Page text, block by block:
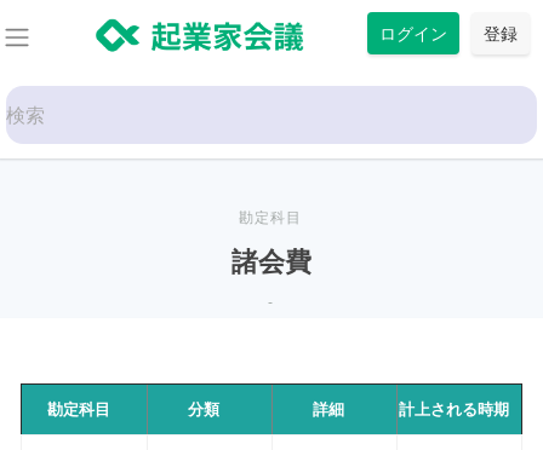
ン
テ
ン
Search
for:
ログイン 登録
勘定科目
諸会費
-
勘定科目 分類 詳細 計上される時期